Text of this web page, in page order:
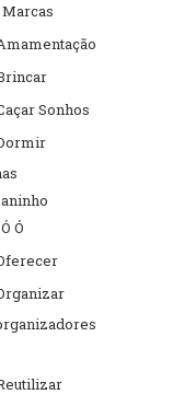
Sonhos
Ó